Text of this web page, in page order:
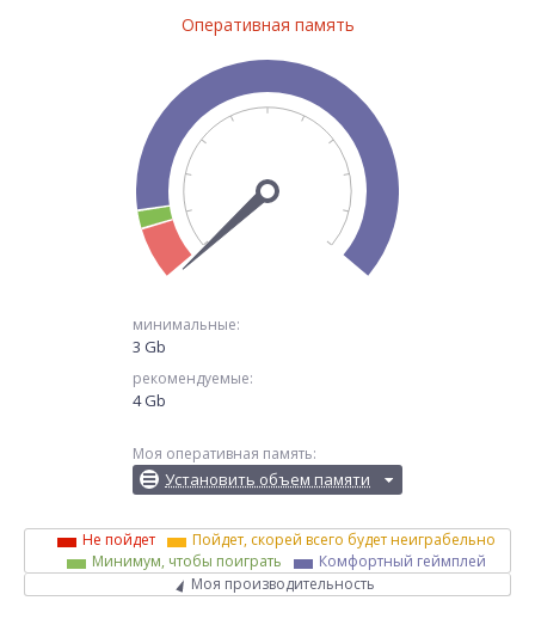
Оперативная память
минимальные:
3 Gb
рекомендуемые:
4 Gb
Моя оперативная память:
Установить объем памяти
Не пойдет
Пойдет, скорей всего будет неиграбельно
Минимум, чтобы поиграть
Комфортный геймплей
Моя производительность